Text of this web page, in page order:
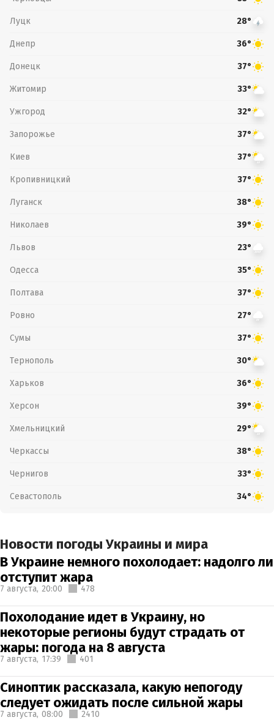
Луцк 28°
Днепр 36°
Донецк 37°
Житомир 33°
Ужгород 32°
Запорожье 37°
Киев 37°
Кропивницкий 37°
Луганск 38°
Николаев 39°
Львов 23°
Одесса 35°
Полтава 37°
Ровно 27°
Сумы 37°
Тернополь 30°
Харьков 36°
Херсон 39°
Хмельницкий 29°
Черкассы 38°
Чернигов 33°
Севастополь 34°
Новости погоды Украины и мира
В Украине немного похолодает: надолго ли
отступит жара
7 августа, 20:00 478
Похолодание идет в Украину, но
некоторые регионы будут страдать от
жары: погода на 8 августа
7 августа, 17:39 401
Синоптик рассказала, какую непогоду
следует ожидать после сильной жары
7 августа, 08:00 2410